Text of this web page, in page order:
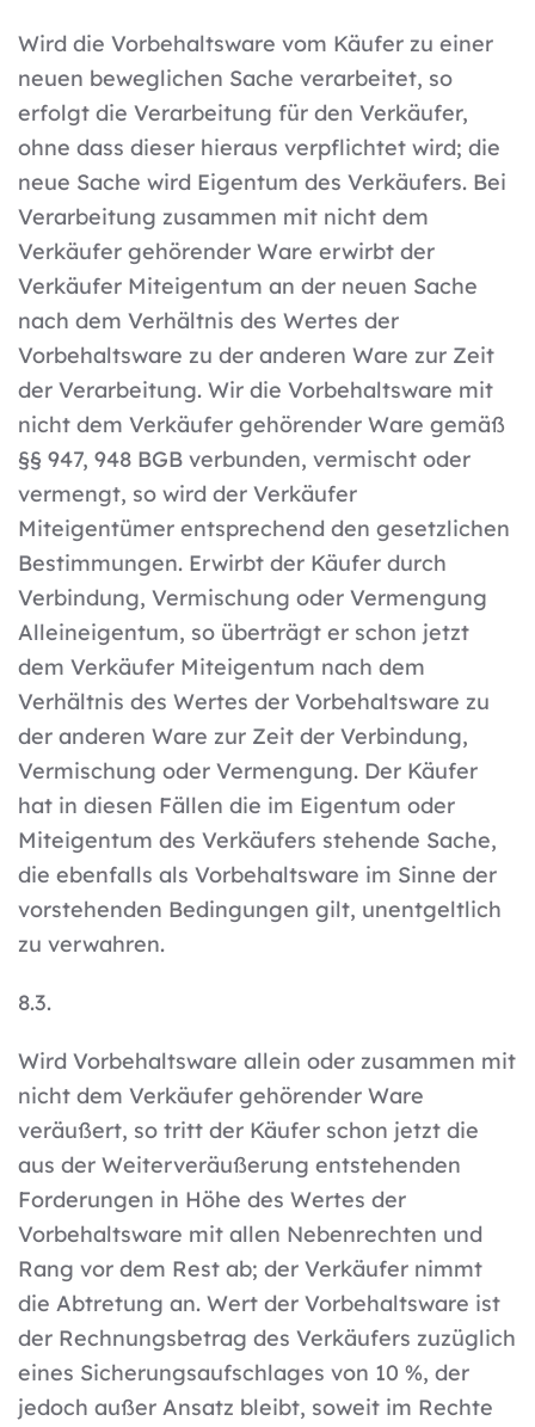
Wird die Vorbehaltsware vom Käufer zu einer
neuen beweglichen Sache verarbeitet, so
erfolgt die Verarbeitung für den Verkäufer,
ohne dass dieser hieraus verpflichtet wird; die
neue Sache wird Eigentum des Verkäufers. Bei
Verarbeitung zusammen mit nicht dem
Verkäufer gehörender Ware erwirbt der
Verkäufer Miteigentum an der neuen Sache
nach dem Verhältnis des Wertes der
Vorbehaltsware zu der anderen Ware zur Zeit
der Verarbeitung. Wir die Vorbehaltsware mit
nicht dem Verkäufer gehörender Ware gemäß
§§ 947, 948 BGB verbunden, vermischt oder
vermengt, so wird der Verkäufer
Miteigentümer entsprechend den gesetzlichen
Bestimmungen. Erwirbt der Käufer durch
Verbindung, Vermischung oder Vermengung
Alleineigentum, so überträgt er schon jetzt
dem Verkäufer Miteigentum nach dem
Verhältnis des Wertes der Vorbehaltsware zu
der anderen Ware zur Zeit der Verbindung,
Vermischung oder Vermengung. Der Käufer
hat in diesen Fällen die im Eigentum oder
Miteigentum des Verkäufers stehende Sache,
die ebenfalls als Vorbehaltsware im Sinne der
vorstehenden Bedingungen gilt, unentgeltlich
zu verwahren.
8.3.
Wird Vorbehaltsware allein oder zusammen mit
nicht dem Verkäufer gehörender Ware
veräußert, so tritt der Käufer schon jetzt die
aus der Weiterveräußerung entstehenden
Forderungen in Höhe des Wertes der
Vorbehaltsware mit allen Nebenrechten und
Rang vor dem Rest ab; der Verkäufer nimmt
die Abtretung an. Wert der Vorbehaltsware ist
der Rechnungsbetrag des Verkäufers zuzüglich
eines Sicherungsaufschlages von 10 %, der
jedoch außer Ansatz bleibt, soweit im Rechte